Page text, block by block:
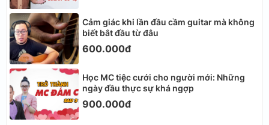
Cảm giác khi lần đầu cầm guitar mà không
biết bắt đầu từ đâu
600.000đ
Học MC tiệc cưới cho người mới: Những
ngày đầu thực sự khá ngợp
900.000đ